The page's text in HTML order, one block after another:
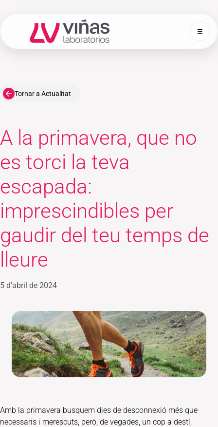
Laboratorios Viñas ☰
Tornar a Actualitat
A la primavera, que no
es torci la teva
escapada:
imprescindibles per
gaudir del teu temps de
lleure
5 d'abril de 2024
Amb la primavera busquem dies de desconnexió més que
necessaris i merescuts, però, de vegades, un cop a destí,